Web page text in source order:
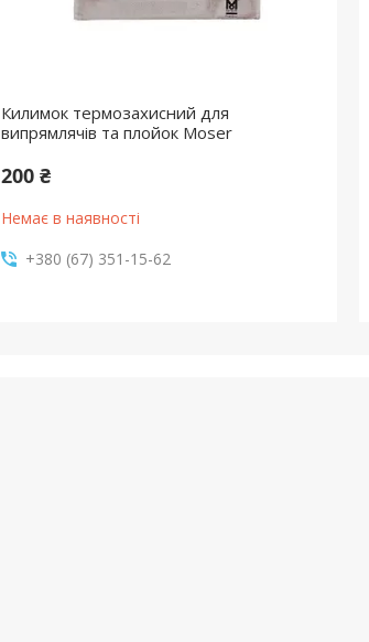
Килимок термозахисний для
випрямлячів та плойок Moser
200 ₴
Немає в наявності
+380 (67) 351-15-62